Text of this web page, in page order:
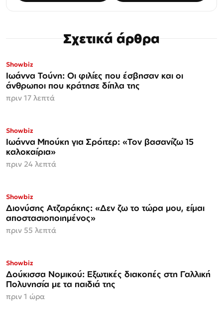
Σχετικά άρθρα
Showbiz
Ιωάννα Τούνη: Οι φιλίες που έσβησαν και οι
άνθρωποι που κράτησε δίπλα της
πριν 17 λεπτά
Showbiz
Ιωάννα Μπούκη για Σρόιτερ: «Τον βασανίζω 15
καλοκαίρια»
πριν 24 λεπτά
Showbiz
Διονύσης Ατζαράκης: «Δεν ζω το τώρα μου, είμαι
αποστασιοποιημένος»
πριν 55 λεπτά
Showbiz
Δούκισσα Νομικού: Εξωτικές διακοπές στη Γαλλική
Πολυνησία με τα παιδιά της
πριν 1 ώρα